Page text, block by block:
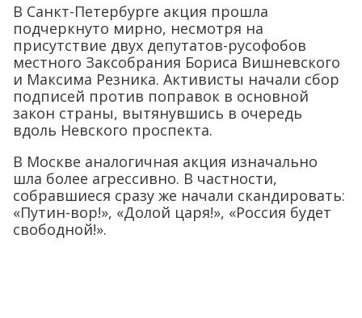
В Санкт-Петербурге акция прошла
подчеркнуто мирно, несмотря на
присутствие двух депутатов-русофобов
местного Заксобрания Бориса Вишневского
и Максима Резника. Активисты начали сбор
подписей против поправок в основной
закон страны, вытянувшись в очередь
вдоль Невского проспекта.
В Москве аналогичная акция изначально
шла более агрессивно. В частности,
собравшиеся сразу же начали скандировать:
«Путин-вор!», «Долой царя!», «Россия будет
свободной!».